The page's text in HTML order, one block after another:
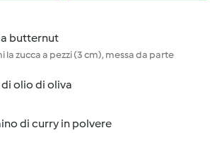
butternut
la zucca a pezzi (3 cm), messa da parte
olio di oliva
di curry in polvere